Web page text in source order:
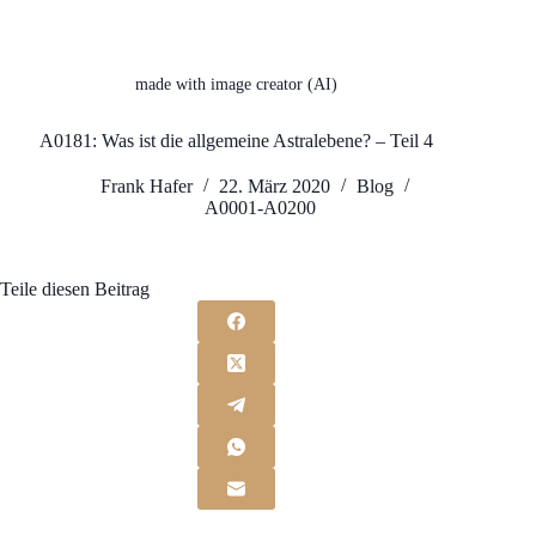
made with image creator (AI)
A0181: Was ist die allgemeine Astralebene? – Teil 4
Frank Hafer 22. März 2020
Blog
A0001-A0200
Teile diesen Beitrag